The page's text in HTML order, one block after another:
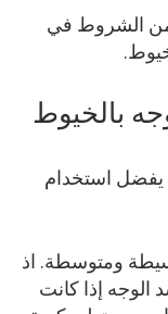
من الشروط في
بالخيوط
اذ لا يفضل استخدام
ومتوسطة. اذ
الوجه إذا كانت